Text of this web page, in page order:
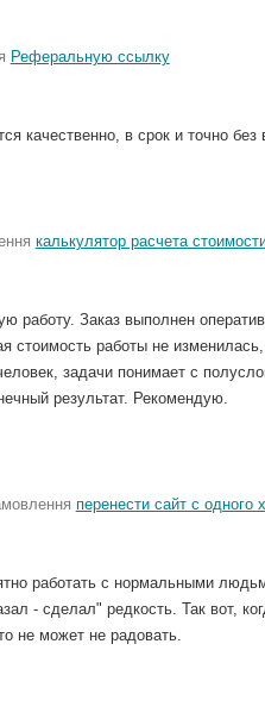
Реферальную ссылку
качественно, в срок и точно
калькулятор расчета
работу. Заказ выполнен
стоимость работы не
задачи понимает с
результат. Рекомендую.
перенести сайт с одного
работать с нормальными
- сделал" редкость. Так вот,
не может не радовать.